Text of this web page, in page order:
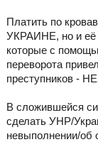
Платить по
УКРАИНЕ, но и
которые с
переворота
преступников -
В сложившейся
сделать УНР/
невыполнении/об